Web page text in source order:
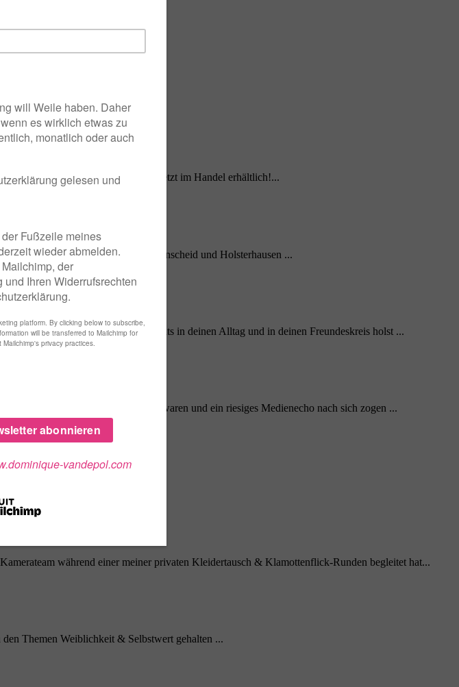
Anfrage.
Impulsen und Alltags-Hacks – jetzt im Handel erhältlich!...
und Plattformen in Essen Rüttenscheid und Holsterhausen ...
eigene Kleidertausch-Events in deinen Alltag und in deinen Freundeskreis holst ...
realisiert, die ein voller Erfolg waren und ein riesiges Medienecho nach sich zogen ...
während einer meiner privaten Kleidertausch & Klamottenflick-Runden begleitet hat...
Themen Weiblichkeit & Selbstwert gehalten ...